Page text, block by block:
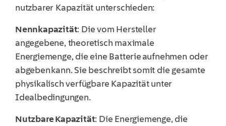
nutzbarer Kapazität unterschieden:
Nennkapazität: Die vom Hersteller
angegebene, theoretisch maximale
Energiemenge, die eine Batterie aufnehmen oder
abgeben kann. Sie beschreibt somit die gesamte
physikalisch verfügbare Kapazität unter
Idealbedingungen.
Nutzbare Kapazität: Die Energiemenge, die